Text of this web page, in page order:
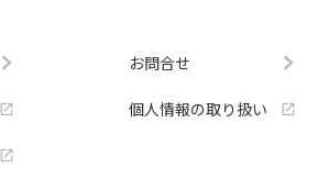
お問合せ
個人情報の取り扱い